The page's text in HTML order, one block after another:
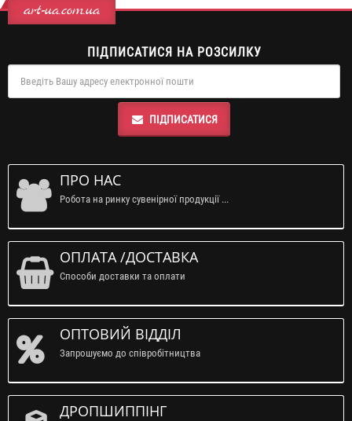
art-ua.com.ua
ПІДПИСАТИСЯ НА РОЗСИЛКУ
ПІДПИСАТИСЯ
ПРО НАС
Робота на ринку сувенірної продукції ...
ОПЛАТА /ДОСТАВКА
Способи доставки та оплати
ОПТОВИЙ ВІДДІЛ
Запрошуємо до співробітництва
ДРОПШИППІНГ